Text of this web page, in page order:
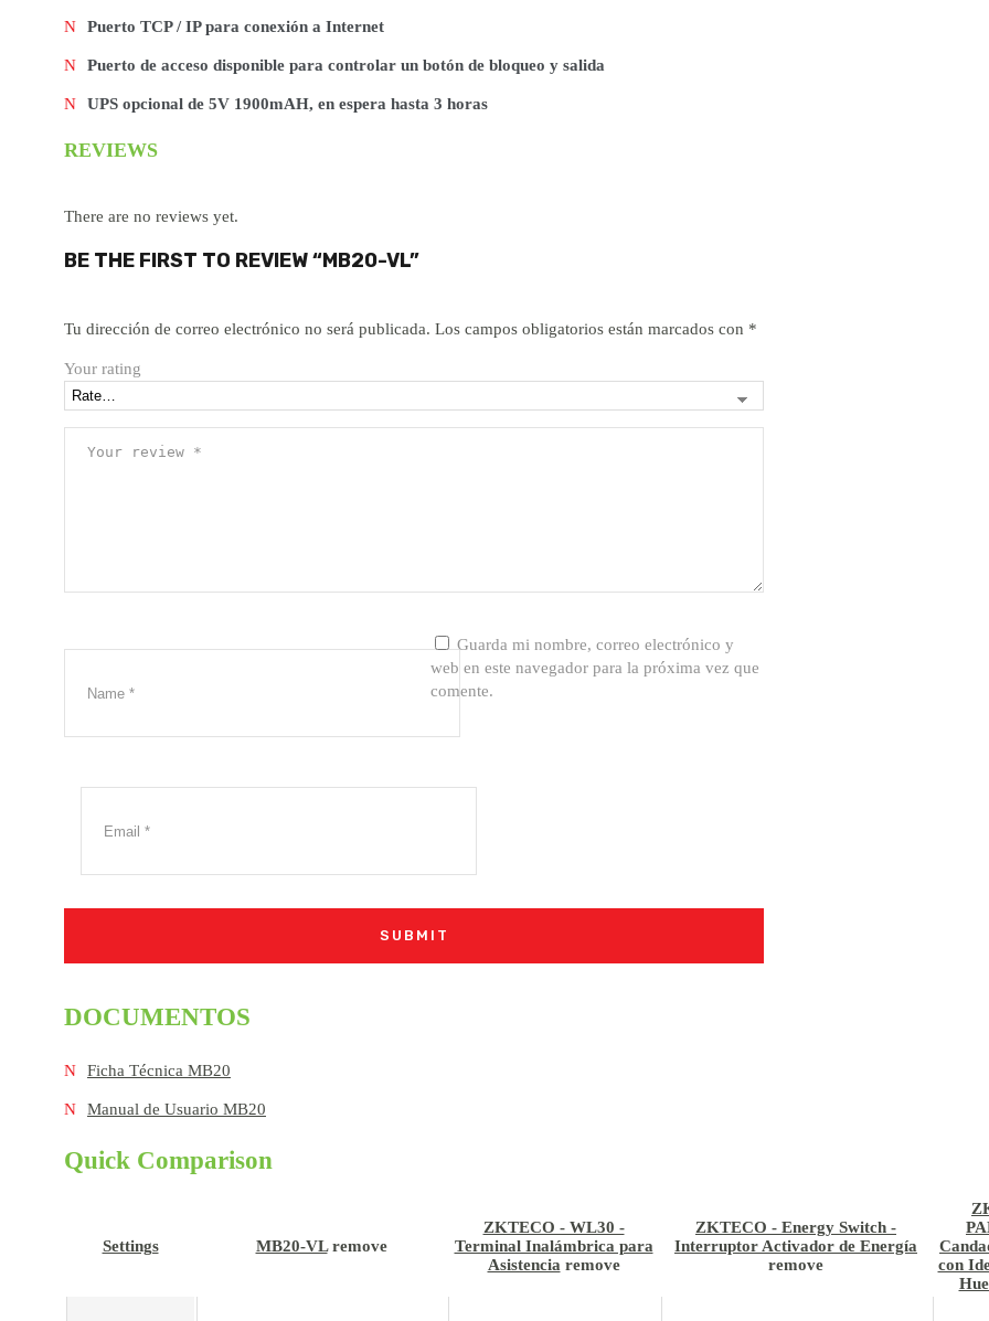
Puerto TCP / IP para conexión a Internet
Puerto de acceso disponible para controlar un botón de bloqueo y salida
UPS opcional de 5V 1900mAH, en espera hasta 3 horas
REVIEWS
There are no reviews yet.
BE THE FIRST TO REVIEW “MB20-VL”
Tu dirección de correo electrónico no será publicada. Los campos obligatorios están marcados con *
Your rating
Guarda mi nombre, correo electrónico y
web en este navegador para la próxima vez que
comente.
DOCUMENTOS
Ficha Técnica MB20
Manual de Usuario MB20
Quick Comparison
Settings MB20-VL remove
ZKTECO - WL30 -
Terminal Inalámbrica para
Asistencia remove
ZKTECO - Energy Switch -
Interruptor Activador de Energía
remove
con